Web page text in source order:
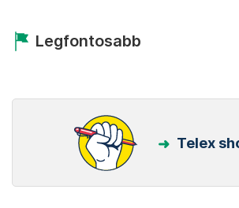
Legfontosabb
Telex